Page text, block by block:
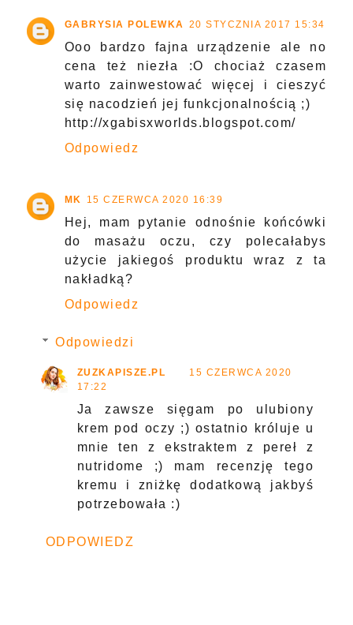
GABRYSIA POLEWKA 20 STYCZNIA 2017 15:34
Ooo bardzo fajna urządzenie ale no
cena też niezła :O chociaż czasem
warto zainwestować więcej i cieszyć
się nacodzień jej funkcjonalnością ;)
http://xgabisxworlds.blogspot.com/
Odpowiedz
MK 15 CZERWCA 2020 16:39
Hej, mam pytanie odnośnie końcówki
do masażu oczu, czy polecałabys
użycie jakiegoś produktu wraz z ta
nakładką?
Odpowiedz
Odpowiedzi
ZUZKAPISZE.PL
15 CZERWCA 2020
17:22
Ja zawsze sięgam po ulubiony
krem pod oczy ;) ostatnio króluje u
mnie ten z ekstraktem z pereł z
nutridome ;) mam recenzję tego
kremu i zniżkę dodatkową jakbyś
potrzebowała :)
ODPOWIEDZ